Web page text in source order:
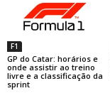
F1
GP do Catar: horários e
onde assistir ao treino
livre e a classificação da
sprint